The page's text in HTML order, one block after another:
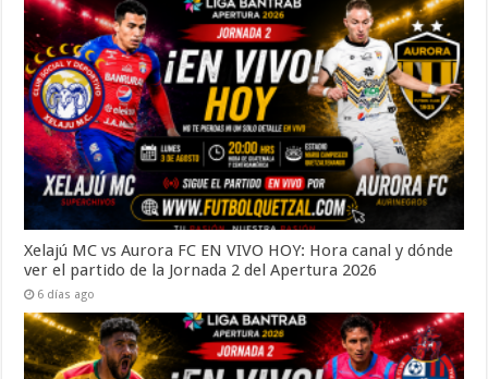
Xelajú MC vs Aurora FC EN VIVO HOY: Hora canal y dónde
ver el partido de la Jornada 2 del Apertura 2026
6 días ago